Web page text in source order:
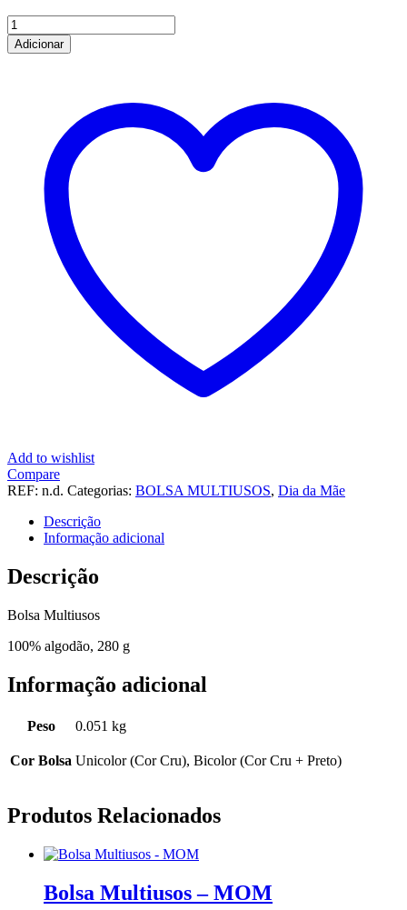
Quantidade
de
Bolsa
Adicionar
Add to wishlist
Compare
REF: n.d. Categorias: BOLSA MULTIUSOS, Dia da Mãe
Descrição
Informação adicional
Descrição
Bolsa Multiusos
100% algodão, 280 g
Informação adicional
Peso 0.051 kg
Cor Bolsa Unicolor (Cor Cru), Bicolor (Cor Cru + Preto)
Produtos Relacionados
Bolsa Multiusos – MOM